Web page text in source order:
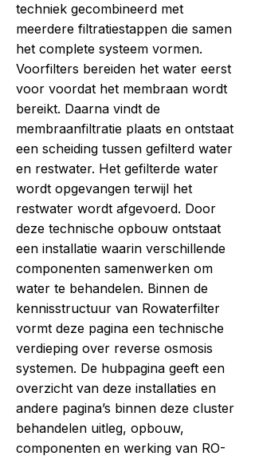
techniek gecombineerd met
meerdere filtratiestappen die samen
het complete systeem vormen.
Voorfilters bereiden het water eerst
voor voordat het membraan wordt
bereikt. Daarna vindt de
membraanfiltratie plaats en ontstaat
een scheiding tussen gefilterd water
en restwater. Het gefilterde water
wordt opgevangen terwijl het
restwater wordt afgevoerd. Door
deze technische opbouw ontstaat
een installatie waarin verschillende
componenten samenwerken om
water te behandelen. Binnen de
kennisstructuur van Rowaterfilter
vormt deze pagina een technische
verdieping over reverse osmosis
systemen. De hubpagina geeft een
overzicht van deze installaties en
andere pagina’s binnen deze cluster
behandelen uitleg, opbouw,
componenten en werking van RO-